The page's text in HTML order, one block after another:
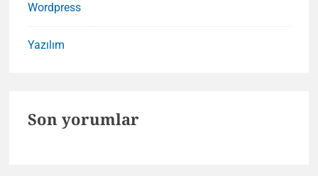
Wordpress
Yazılım
Son yorumlar